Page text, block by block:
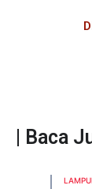
| Baca